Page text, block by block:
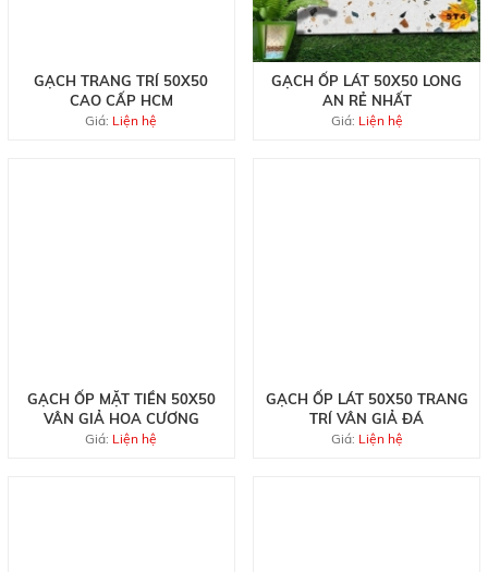
GẠCH TRANG TRÍ 50X50
CAO CẤP HCM
Giá: Liện hệ
GẠCH ỐP LÁT 50X50 LONG
AN RẺ NHẤT
Giá: Liện hệ
GẠCH ỐP MẶT TIỀN 50X50
VÂN GIẢ HOA CƯƠNG
Giá: Liện hệ
GẠCH ỐP LÁT 50X50 TRANG
TRÍ VÂN GIẢ ĐÁ
Giá: Liện hệ